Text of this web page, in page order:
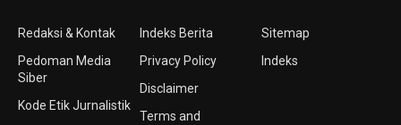
Redaksi & Kontak
Pedoman Media
Siber
Kode Etik Jurnalistik
Indeks Berita
Privacy Policy
Disclaimer
Terms and
Sitemap
Indeks